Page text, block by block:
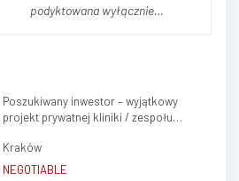
podyktowana wyłącznie
wkładaliśmy w ten projekt dużo
zaangażowania i serca. Po
rozstaniu i rozwo...
Poszukiwany inwestor – wyjątkowy
projekt prywatnej kliniki / zespołu
(Krowodrza)
Kraków
NEGOTIABLE